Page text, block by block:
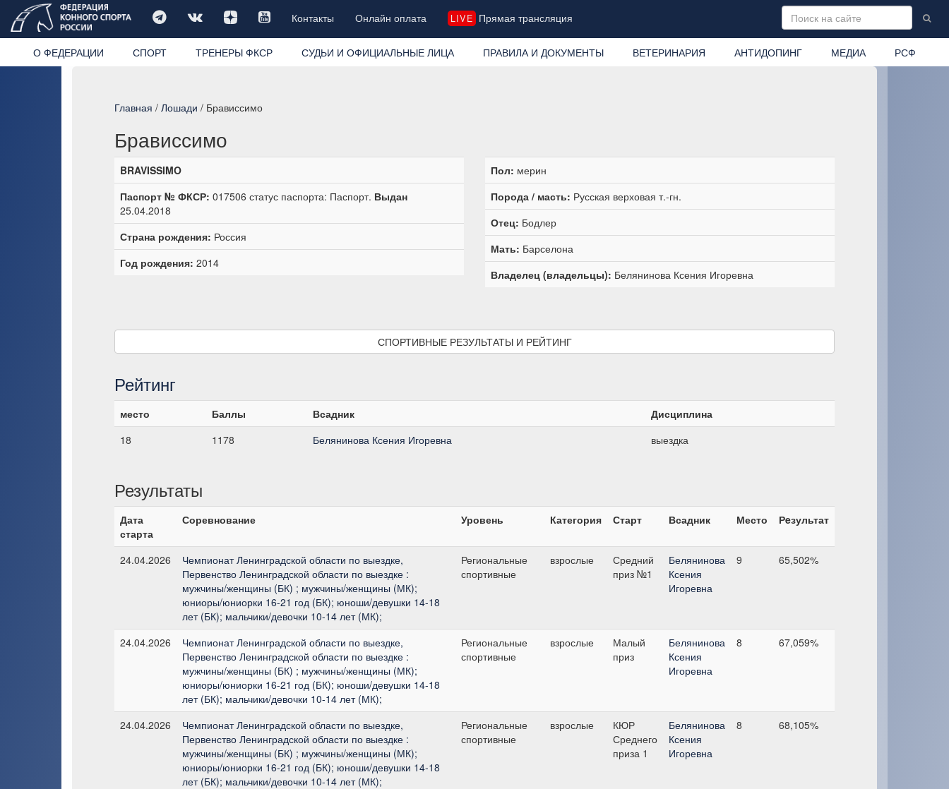
Контакты Онлайн оплата LIVE Прямая трансляция
О ФЕДЕРАЦИИ СПОРТ ТРЕНЕРЫ ФКСР СУДЬИ И ОФИЦИАЛЬНЫЕ ЛИЦА ПРАВИЛА И ДОКУМЕНТЫ ВЕТЕРИНАРИЯ АНТИДОПИНГ МЕДИА РСФ
Главная / Лошади / Брависсимо
Брависсимо
BRAVISSIMO
Паспорт № ФКСР: 017506 статус паспорта: Паспорт. Выдан
25.04.2018
Страна рождения: Россия
Год рождения: 2014
Пол: мерин
Порода / масть: Русская верховая т.-гн.
Отец: Бодлер
Мать: Барселона
Владелец (владельцы): Белянинова Ксения Игоревна
СПОРТИВНЫЕ РЕЗУЛЬТАТЫ И РЕЙТИНГ
Рейтинг
место Баллы Всадник
Дисциплина
18
1178 Белянинова Ксения Игоревна выездка
Результаты
Дата
старта
Соревнование Уровень Категория Старт Всадник Место Рeзультат
24.04.2026
Чемпионат Ленинградской области по выездке,
Первенство Ленинградской области по выездке :
мужчины/женщины (БК) ; мужчины/женщины (МК);
юниоры/юниорки 16-21 год (БК); юноши/девушки 14-18
лет (БК); мальчики/девочки 10-14 лет (МК);
Региональные
спортивные
взрослые
Средний
приз №1
Белянинова
Ксения
Игоревна
9 65,502%
24.04.2026
Чемпионат Ленинградской области по выездке,
Первенство Ленинградской области по выездке :
мужчины/женщины (БК) ; мужчины/женщины (МК);
юниоры/юниорки 16-21 год (БК); юноши/девушки 14-18
лет (БК); мальчики/девочки 10-14 лет (МК);
Региональные
спортивные
взрослые
Малый
приз
Белянинова
Ксения
Игоревна
8 67,059%
24.04.2026
Чемпионат Ленинградской области по выездке,
Первенство Ленинградской области по выездке :
мужчины/женщины (БК) ; мужчины/женщины (МК);
юниоры/юниорки 16-21 год (БК); юноши/девушки 14-18
лет (БК); мальчики/девочки 10-14 лет (МК);
Региональные
спортивные
взрослые
КЮР
Среднего
приза 1
Белянинова
Ксения
Игоревна
8 68,105%